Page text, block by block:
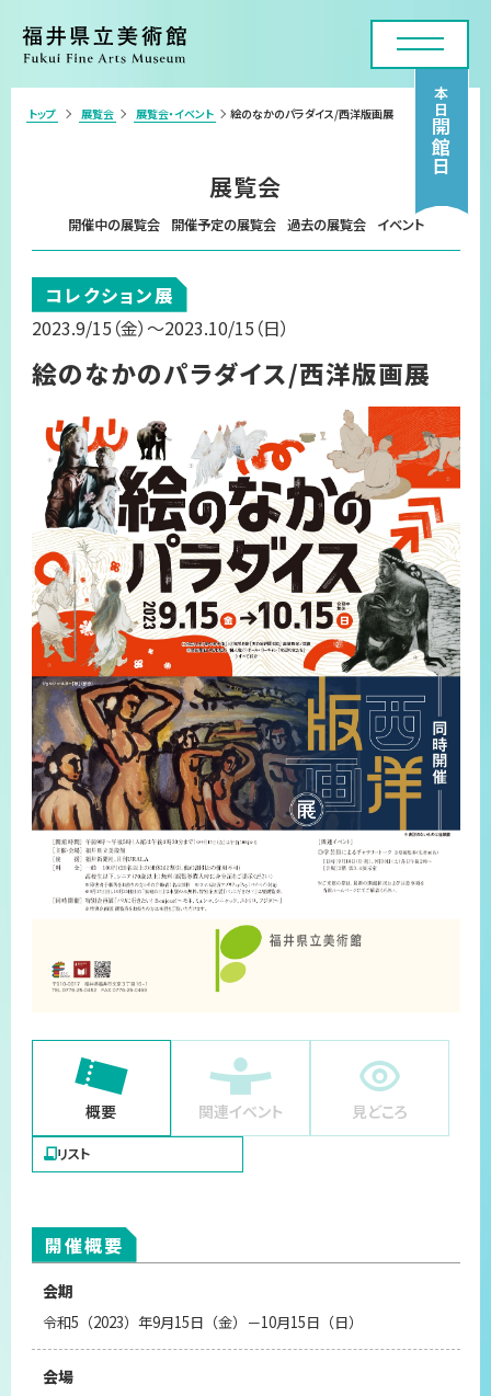
本日
開館日
各種申請・実技講座
コレクション
美術館について
お問い合わせフォーム
プライバシーポリシー
サイトマップ
トップ 展覧会 展覧会・イベント 絵のなかのパラダイス/西洋版画展
展覧会
開催中の展覧会 開催予定の展覧会 過去の展覧会 イベント
コレクション展
2023.9/15 （金） ～2023.10/15 （日）
絵のなかのパラダイス/西洋版画展
概要 関連イベント 見どころ
リスト
開催概要
会期
令和5（2023）年9月15日（金）－10月15日（日）
会場